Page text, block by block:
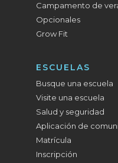
Campamento de
Opcionales
Grow Fit
ESCUELAS
Busque una escuela
Visite una escuela
Salud y seguridad
Aplicación de
Matrícula
Inscripción